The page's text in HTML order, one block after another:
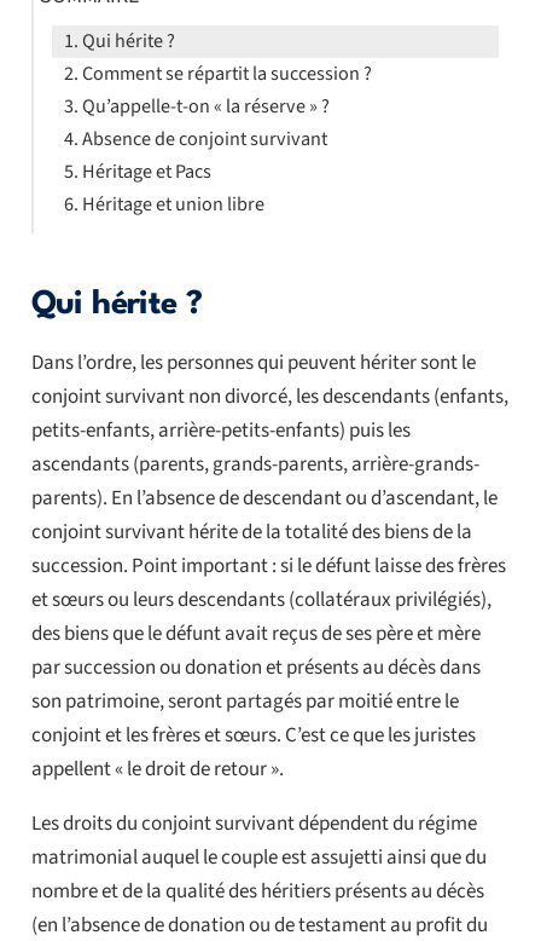
Qui hérite ?
Dans l’ordre, les personnes qui peuvent hériter sont le
conjoint survivant non divorcé, les descendants (enfants,
petits-enfants, arrière-petits-enfants) puis les
ascendants (parents, grands-parents, arrière-grands-
parents). En l’absence de descendant ou d’ascendant, le
conjoint survivant hérite de la totalité des biens de la
succession. Point important : si le défunt laisse des frères
et sœurs ou leurs descendants (collatéraux privilégiés),
des biens que le défunt avait reçus de ses père et mère
par succession ou donation et présents au décès dans
son patrimoine, seront partagés par moitié entre le
conjoint et les frères et sœurs. C’est ce que les juristes
appellent « le droit de retour ».
Les droits du conjoint survivant dépendent du régime
matrimonial auquel le couple est assujetti ainsi que du
nombre et de la qualité des héritiers présents au décès
(en l’absence de donation ou de testament au profit du
Qui hérite ?
Comment se répartit la succession ?
Qu’appelle-t-on « la réserve » ?
Absence de conjoint survivant
Héritage et Pacs
Héritage et union libre